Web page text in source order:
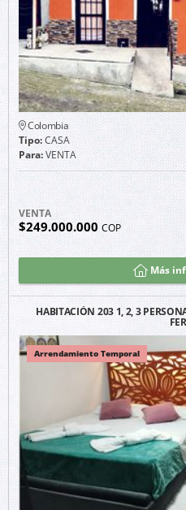
Colombia
Tipo:CASA
Para:VENTA
VENTA
$249.000.000COP
Más
HABITACIÓN 203 1, 2, 3
Arrendamiento Temporal